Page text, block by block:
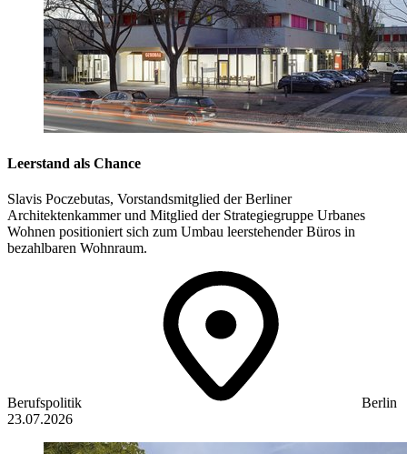
Leerstand als Chance
Slavis Poczebutas, Vorstandsmitglied der Berliner
Architektenkammer und Mitglied der Strategiegruppe Urbanes
Wohnen positioniert sich zum Umbau leerstehender Büros in
bezahlbaren Wohnraum.
Berufspolitik
Berlin
23.07.2026